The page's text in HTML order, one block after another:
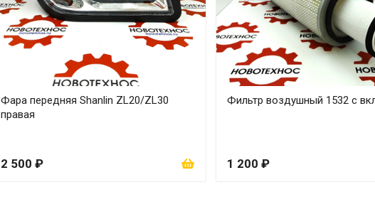
Фара передняя Shanlin ZL20/ZL30
правая
2 500 ₽
Фильтр воздушный 1532 с
1 200 ₽